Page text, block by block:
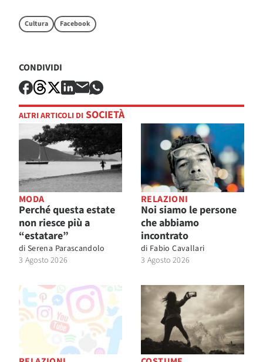
Cultura Facebook
CONDIVIDI
ALTRI ARTICOLI DI SOCIETÀ
MODA
Perché questa estate
non riesce più a
“estatare”
di Serena Parascandolo
3 Agosto 2026
RELAZIONI
Noi siamo le persone
che abbiamo
incontrato
di Fabio Cavallari
3 Agosto 2026